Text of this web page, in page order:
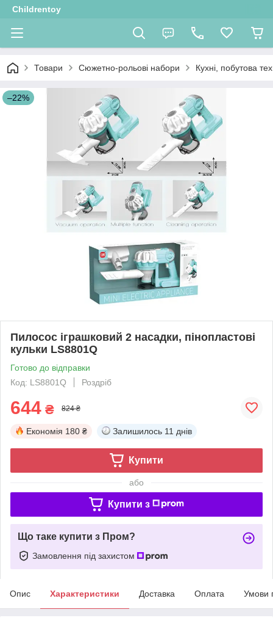
Childrentoy
Товари Сюжетно-рольові набори Кухні, побутова
–22%
Пилосос іграшковий 2 насадки, пінопластові
кульки LS8801Q
Готово до відправки
Код: LS8801Q
Роздріб
644 ₴ 824 ₴
Економія 180 ₴ Залишилось 11 днів
Купити
або
Купити з
Що таке купити з Пром?
Замовлення під захистом
Опис Характеристики Доставка Оплата Умови